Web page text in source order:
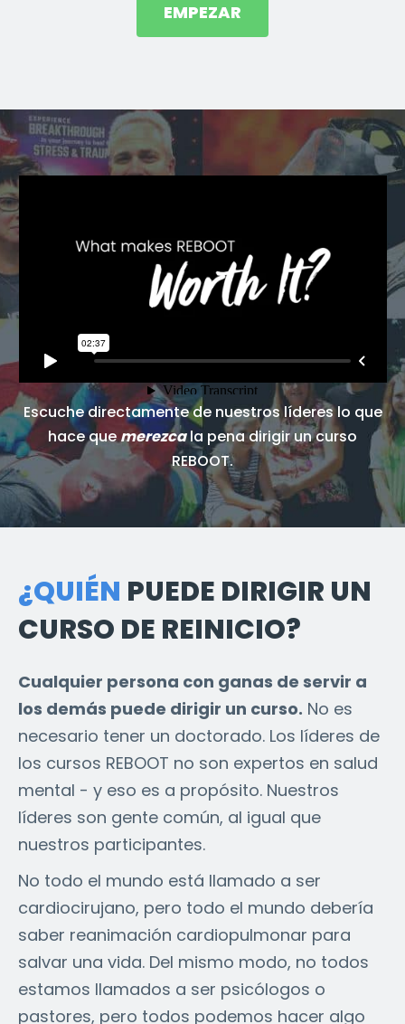
EMPEZAR
Escuche directamente de nuestros líderes lo que
hace quemerezcala pena dirigir un curso
REBOOT.
¿QUIÉN PUEDE DIRIGIR UN
CURSO DE REINICIO?
Cualquier persona con ganas de servir a
los demás puede dirigir un curso. No es
necesario tener un doctorado. Los líderes de
los cursos REBOOT no son expertos en salud
mental - y eso es a propósito. Nuestros
líderes son gente común, al igual que
nuestros participantes.
No todo el mundo está llamado a ser
cardiocirujano, pero todo el mundo debería
saber reanimación cardiopulmonar para
salvar una vida. Del mismo modo, no todos
estamos llamados a ser psicólogos o
pastores, pero todos podemos hacer algo